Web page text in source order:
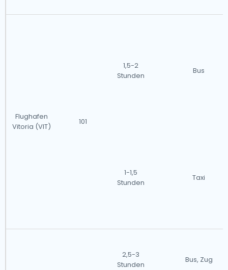
Flughafen
Vitoria (VIT)
101
1,5-2
Stunden
Bus
1-1,5
Stunden
Taxi
2,5-3
Stunden
Bus, Zug